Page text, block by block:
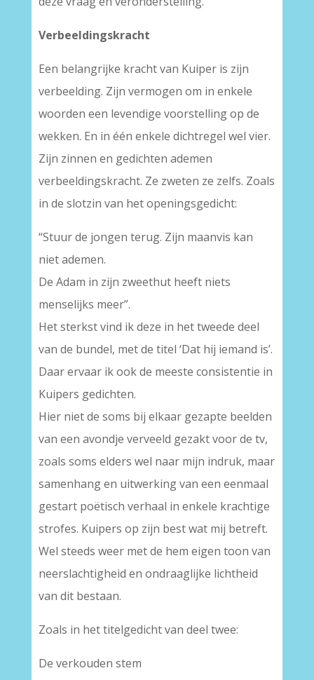
Verbeeldingskracht
Een belangrijke kracht van Kuiper is zijn
verbeelding. Zijn vermogen om in enkele
woorden een levendige voorstelling op de
wekken. En in één enkele dichtregel wel vier.
Zijn zinnen en gedichten ademen
verbeeldingskracht. Ze zweten ze zelfs. Zoals
in de slotzin van het openingsgedicht:
“Stuur de jongen terug. Zijn maanvis kan
niet ademen.
De Adam in zijn zweethut heeft niets
menselijks meer”.
Het sterkst vind ik deze in het tweede deel
van de bundel, met de titel ‘Dat hij iemand is’.
Daar ervaar ik ook de meeste consistentie in
Kuipers gedichten.
Hier niet de soms bij elkaar gezapte beelden
van een avondje verveeld gezakt voor de tv,
zoals soms elders wel naar mijn indruk, maar
samenhang en uitwerking van een eenmaal
gestart poëtisch verhaal in enkele krachtige
strofes. Kuipers op zijn best wat mij betreft.
Wel steeds weer met de hem eigen toon van
neerslachtigheid en ondraaglijke lichtheid
van dit bestaan.
Zoals in het titelgedicht van deel twee:
De verkouden stem